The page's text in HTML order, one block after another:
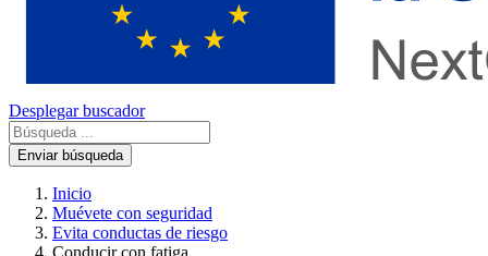
Desplegar buscador
Enviar búsqueda
Inicio
Muévete con seguridad
Evita conductas de riesgo